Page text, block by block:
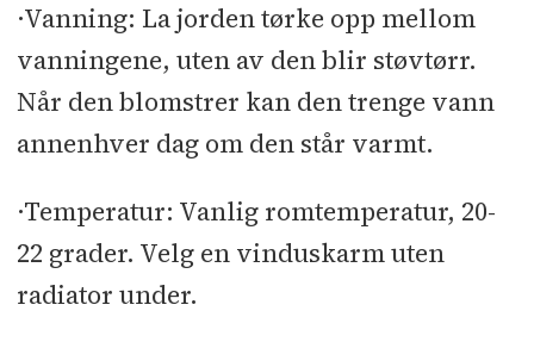
·Vanning: La jorden tørke opp mellom
vanningene, uten av den blir støvtørr.
Når den blomstrer kan den trenge vann
annenhver dag om den står varmt.
·Temperatur: Vanlig romtemperatur, 20-
22 grader. Velg en vinduskarm uten
radiator under.